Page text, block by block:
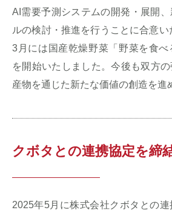
AI需要予測システムの開発・展開
ルの検討・推進を行うことに合意
3月には国産乾燥野菜「野菜を食べ
を開始いたしました。今後も双方
産物を通じた新たな価値の創造を進
クボタとの連携協定を締
2025年5月に株式会社クボタとの